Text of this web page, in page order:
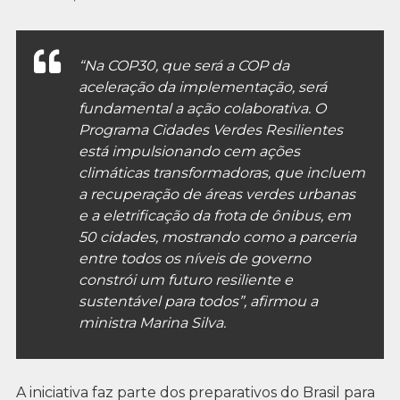
“Na COP30, que será a COP da
aceleração da implementação, será
fundamental a ação colaborativa. O
Programa Cidades Verdes Resilientes
está impulsionando cem ações
climáticas transformadoras, que incluem
a recuperação de áreas verdes urbanas
e a eletrificação da frota de ônibus, em
50 cidades, mostrando como a parceria
entre todos os níveis de governo
constrói um futuro resiliente e
sustentável para todos”, afirmou a
ministra Marina Silva.
A iniciativa faz parte dos preparativos do Brasil para